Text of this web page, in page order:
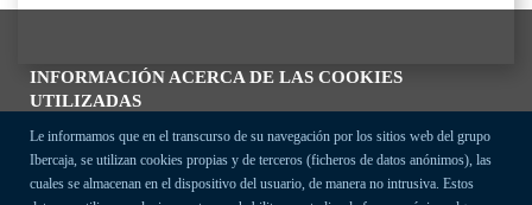
INFORMACIÓN ACERCA DE LAS COOKIES
UTILIZADAS
Le informamos que en el transcurso de su navegación por los sitios web del grupo
Ibercaja, se utilizan cookies propias y de terceros (ficheros de datos anónimos), las
cuales se almacenan en el dispositivo del usuario, de manera no intrusiva. Estos